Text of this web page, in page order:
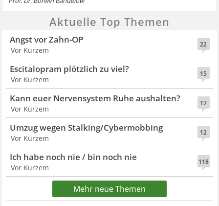
Aktuelle Top Themen
22
Angst vor Zahn-OP
Vor Kurzem
15
Escitalopram plötzlich zu viel?
Vor Kurzem
17
Kann euer Nervensystem Ruhe aushalten?
Vor Kurzem
12
Umzug wegen Stalking/Cybermobbing
Vor Kurzem
118
Ich habe noch nie / bin noch nie
Vor Kurzem
Mehr neue Themen